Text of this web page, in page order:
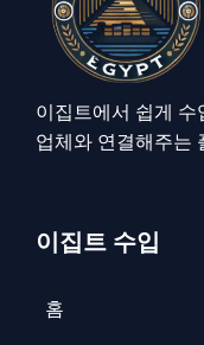
이집트에서 쉽게 수
업체와 연결해주는
이집트 수입
홈